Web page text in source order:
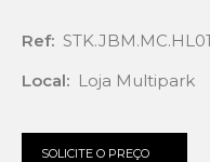
Ref: STK.JBM.MC.HL01
Local: Loja Multipark
SOLICITE O PREÇO